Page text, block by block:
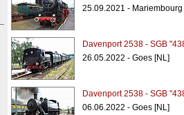
25.09.2021 - Mariembourg
Davenport 2538 - SGB
26.05.2022 - Goes [NL]
Davenport 2538 - SGB
06.06.2022 - Goes [NL]